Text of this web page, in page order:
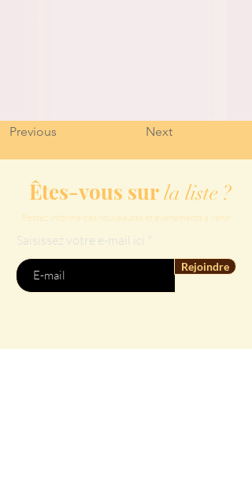
Previous Next
Êtes-vous surla liste ?
Restez informé des nouveautés et évènements à venir
Saisissez votre e-mail ici
Rejoindre